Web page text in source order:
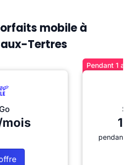
mobile à
Tertres
Pendant 1
pendant